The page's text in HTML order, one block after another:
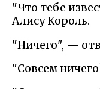
"Что тебе
Алису Король.
"Ничего", —
"Совсем